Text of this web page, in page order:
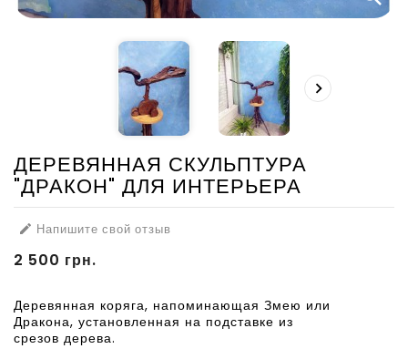

ДЕРЕВЯННАЯ СКУЛЬПТУРА
"ДРАКОН" ДЛЯ ИНТЕРЬЕРА
 Напишите свой отзыв
2 500 грн.
Деревянная коряга, напоминающая Змею или
Дракона, установленная на подставке из
срезов дерева.